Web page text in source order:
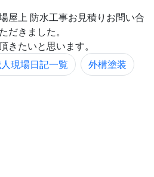
屋上 防水工事お見積りお問い合
だきました。
きたいと思います。
現場日記一覧 外構塗装